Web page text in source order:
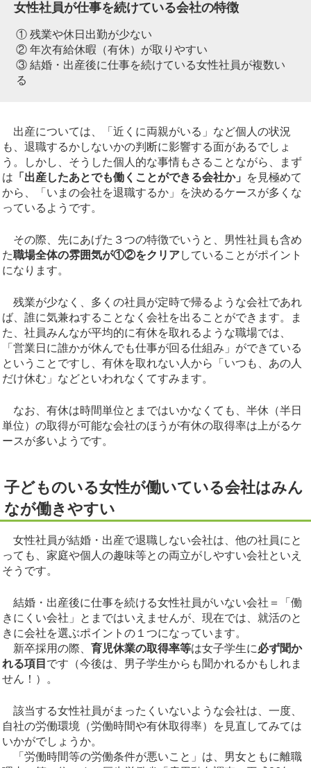
女性社員が仕事を続けている会社の特徴
① 残業や休日出勤が少ない
② 年次有給休暇（有休）が取りやすい
③ 結婚・出産後に仕事を続けている女性社員が複数い
る
出産については、「近くに両親がいる」など個人の状況
も、退職するかしないかの判断に影響する面があるでしょ
う。しかし、そうした個人的な事情もさることながら、まず
は 「出産したあとでも働くことができる会社か」
を見極めて
から、「いまの会社を退職するか」を決めるケースが多くな
っているようです。
その際、先にあげた３つの特徴でいうと、男性社員も含め
た職場全体の雰囲気が①②をクリアしていることがポイント
になります。
残業が少なく、多くの社員が定時で帰るような会社であれ
ば、誰に気兼ねすることなく会社を出ることができます。ま
た、社員みんなが平均的に有休を取れるような職場では、
「営業日に誰かが休んでも仕事が回る仕組み」ができている
ということですし、有休を取れない人から「いつも、あの人
だけ休む」などといわれなくてすみます。
なお、有休は時間単位とまではいかなくても、半休（半日
単位）の取得が可能な会社のほうが有休の取得率は上がるケ
ースが多いようです。
子どものいる女性が働いている会社はみん
なが働きやすい
女性社員が結婚・出産で退職しない会社は、他の社員にと
っても、家庭や個人の趣味等との両立がしやすい会社といえ
そうです。
結婚・出産後に仕事を続ける女性社員がいない会社＝「働
きにくい会社」とまではいえませんが、現在では、就活のと
きに会社を選ぶポイントの１つになっています。
新卒採用の際、 育児休業の取得率等は女子学生に必ず聞か
れる項目 です（今後は、男子学生からも聞かれるかもしれま
せん！）。
該当する女性社員がまったくいないような会社は、一度、
自社の労働環境（労働時間や有休取得率）を見直してみては
いかがでしょうか。
「労働時間等の労働条件が悪いこと」は、男女ともに離職